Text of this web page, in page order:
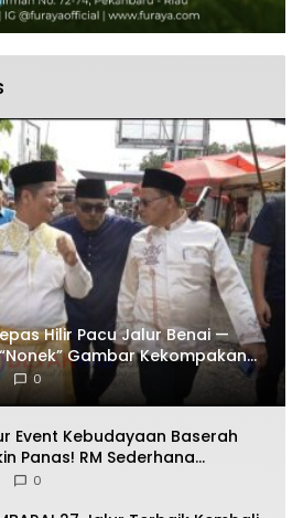
Hilir Pacu Jalur Benai —
Gambar Kekompakan
Kuansing Jadi Simbol Kuat
Budaya
0
Event Kebudayaan Baserah
Panas! RM Sederhana
Kerbau untuk Sang Jawara
0